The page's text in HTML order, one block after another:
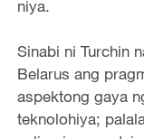
niya.
Sinabi ni Turchin
Belarus ang
aspektong gaya
teknolohiya;